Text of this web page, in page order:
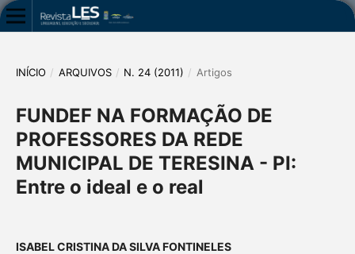
INÍCIO / ARQUIVOS / N. 24 (2011) / Artigos
FUNDEF NA FORMAÇÃO DE
PROFESSORES DA REDE
MUNICIPAL DE TERESINA - PI:
Entre o ideal e o real
ISABEL CRISTINA DA SILVA FONTINELES